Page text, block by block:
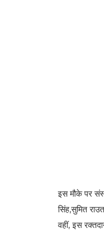
इस मौके पर
सिंह,सुमित
वहीं, इस